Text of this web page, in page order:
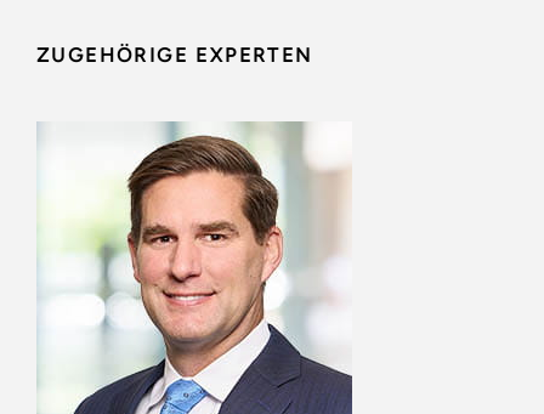
ZUGEHÖRIGE EXPERTEN